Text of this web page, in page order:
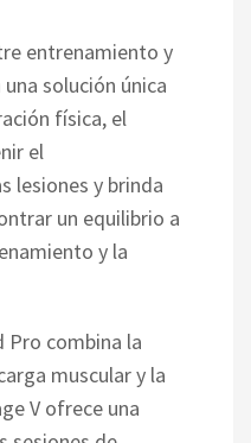
entrenamiento y
solución única
física, el
el
lesiones y brinda
un equilibrio a
y la
Pro combina la
muscular y la
V ofrece una